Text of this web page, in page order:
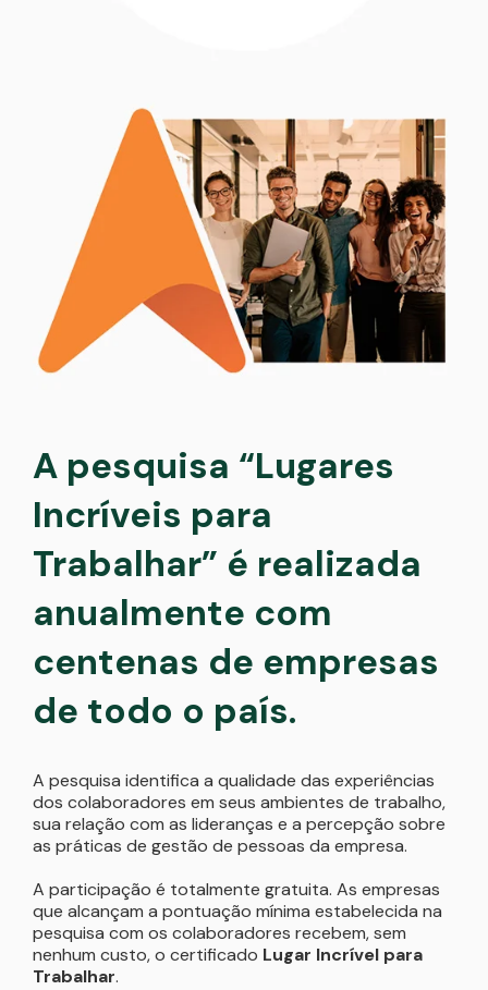
A pesquisa “Lugares
Incríveis para
Trabalhar” é realizada
anualmente com
centenas de empresas
de todo o país.
A pesquisa identifica a qualidade das experiências
dos colaboradores em seus ambientes de trabalho,
sua relação com as lideranças e a percepção sobre
as práticas de gestão de pessoas da empresa.
A participação é totalmente gratuita. As empresas
que alcançam a pontuação mínima estabelecida na
pesquisa com os colaboradores recebem, sem
nenhum custo, o certificado Lugar Incrível para
Trabalhar.